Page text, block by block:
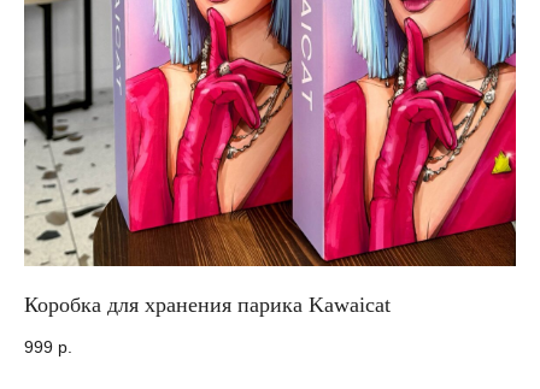
Коробка для хранения парика Kawaicat
999 р.